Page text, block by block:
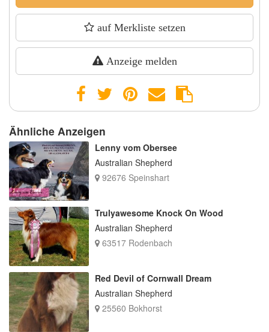
auf Merkliste setzen
Anzeige melden
Ähnliche Anzeigen
Lenny vom Obersee
Australian Shepherd
92676 Speinshart
Trulyawesome Knock On Wood
Australian Shepherd
63517 Rodenbach
Red Devil of Cornwall Dream
Australian Shepherd
25560 Bokhorst